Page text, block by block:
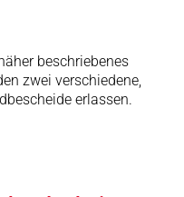
beschriebenes
zwei verschiedene,
erlassen.